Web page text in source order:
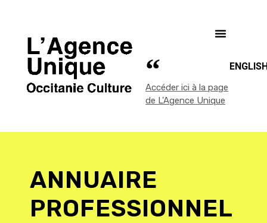
Accéder ici à la page
de L'Agence Unique
ANNUAIRE
PROFESSIONNEL